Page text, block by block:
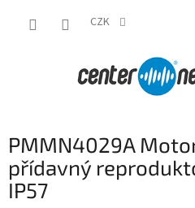
CZK
PMMN4029A
přídavný
IP57